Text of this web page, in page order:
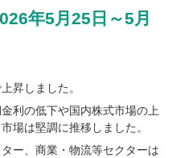
年5月25日～5月
昇しました。
利の低下や国内株式市場の上
場は堅調に推移しました。
ー、商業・物流等セクターは